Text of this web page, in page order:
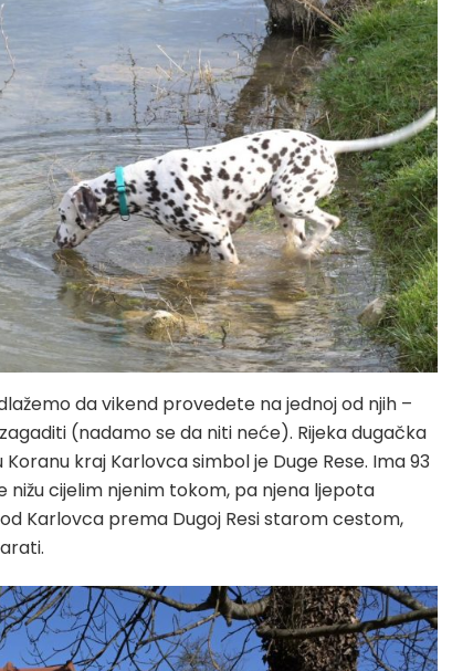
da vikend provedete na jednoj od njih –
(nadamo se da niti neće). Rijeka dugačka
kraj Karlovca simbol je Duge Rese. Ima 93
cijelim njenim tokom, pa njena ljepota
Karlovca prema Dugoj Resi starom cestom,